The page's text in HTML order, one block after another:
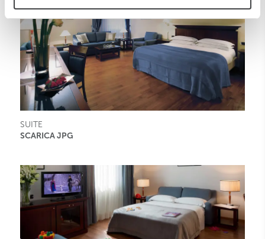
SUITE
SCARICA JPG